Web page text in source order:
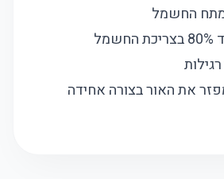
החשמל
המנורה חוסכת עד 80% בצריכת החשמל
את האור בצורה אחידה